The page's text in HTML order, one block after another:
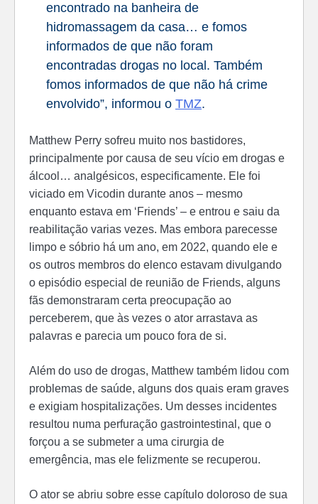
encontrado na banheira de
hidromassagem da casa… e fomos
informados de que não foram
encontradas drogas no local. Também
fomos informados de que não há crime
envolvido”, informou o TMZ.
Matthew Perry sofreu muito nos bastidores,
principalmente por causa de seu vício em drogas e
álcool… analgésicos, especificamente. Ele foi
viciado em Vicodin durante anos – mesmo
enquanto estava em ‘Friends’ – e entrou e saiu da
reabilitação varias vezes. Mas embora parecesse
limpo e sóbrio há um ano, em 2022, quando ele e
os outros membros do elenco estavam divulgando
o episódio especial de reunião de Friends, alguns
fãs demonstraram certa preocupação ao
perceberem, que às vezes o ator arrastava as
palavras e parecia um pouco fora de si.
Além do uso de drogas, Matthew também lidou com
problemas de saúde, alguns dos quais eram graves
e exigiam hospitalizações. Um desses incidentes
resultou numa perfuração gastrointestinal, que o
forçou a se submeter a uma cirurgia de
emergência, mas ele felizmente se recuperou.
O ator se abriu sobre esse capítulo doloroso de sua